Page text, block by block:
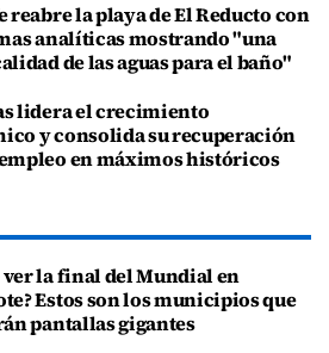
reabre la playa de El Reducto con
analíticas mostrando "una
de las aguas para el baño"
lidera el crecimiento
y consolida su recuperación
en máximos históricos
ver la final del Mundial en
Estos son los municipios que
pantallas gigantes